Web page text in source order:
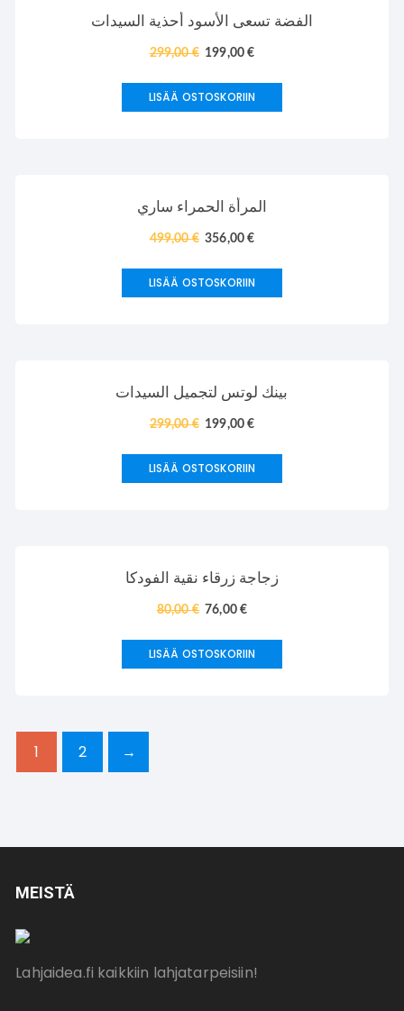
الفضة تسعى الأسود أحذية السيدات
299,00€ 199,00€
LISÄÄ OSTOSKORIIN
المرأة الحمراء ساري
499,00€ 356,00€
LISÄÄ OSTOSKORIIN
بينك لوتس لتجميل السيدات
299,00€ 199,00€
LISÄÄ OSTOSKORIIN
زجاجة زرقاء نقية الفودكا
80,00€ 76,00 €
LISÄÄ OSTOSKORIIN
1 2 →
MEISTÄ
Lahjaidea.fi kaikkiin lahjatarpeisiin!